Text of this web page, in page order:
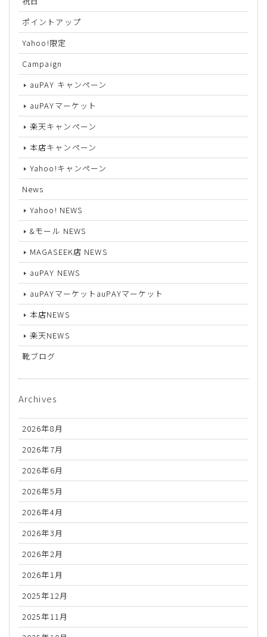
ポイントアップ
Yahoo!限定
Campaign
auPAY キャンペーン
auPAYマーケット
楽天キャンペーン
本店キャンペーン
Yahoo!キャンペーン
News
Yahoo! NEWS
&モール NEWS
MAGASEEK店 NEWS
auPAY NEWS
auPAYマーケットauPAYマーケット
本店NEWS
楽天NEWS
靴ブログ
Archives
2026年8月
2026年7月
2026年6月
2026年5月
2026年4月
2026年3月
2026年2月
2026年1月
2025年12月
2025年11月